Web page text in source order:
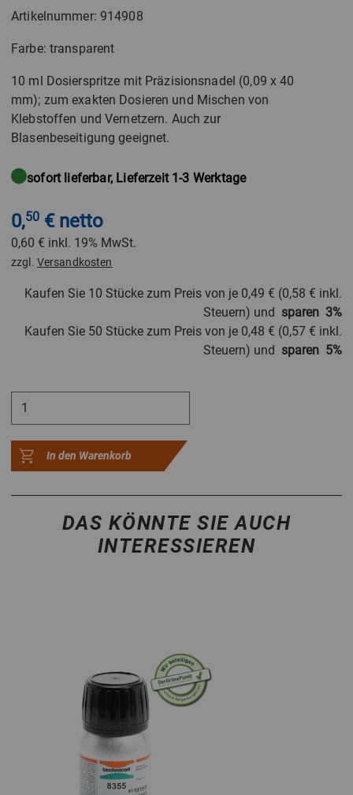
Artikelnummer: 914908
Farbe: transparent
10 ml Dosierspritze mit Präzisionsnadel (0,09 x 40
mm); zum exakten Dosieren und Mischen von
Klebstoffen und Vernetzern. Auch zur
Blasenbeseitigung geeignet.
sofort lieferbar, Lieferzeit 1-3 Werktage
0,50 € netto
0,60 € inkl. 19% MwSt.
zzgl. Versandkosten
Kaufen Sie 10 Stücke zum Preis von je 0,49 € (0,58 € inkl.
Steuern) und sparen 3%
Kaufen Sie 50 Stücke zum Preis von je 0,48 € (0,57 € inkl.
Steuern) und sparen 5%
In den Warenkorb
DAS KÖNNTE SIE AUCH
INTERESSIEREN